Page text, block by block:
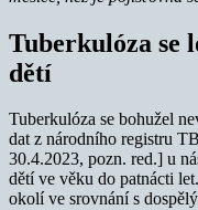
Tuberkulóza se
dětí
Tuberkulóza se bohužel
dat z národního registru
30.4.2023, pozn. red.] u
dětí ve věku do patnácti
okolí ve srovnání s